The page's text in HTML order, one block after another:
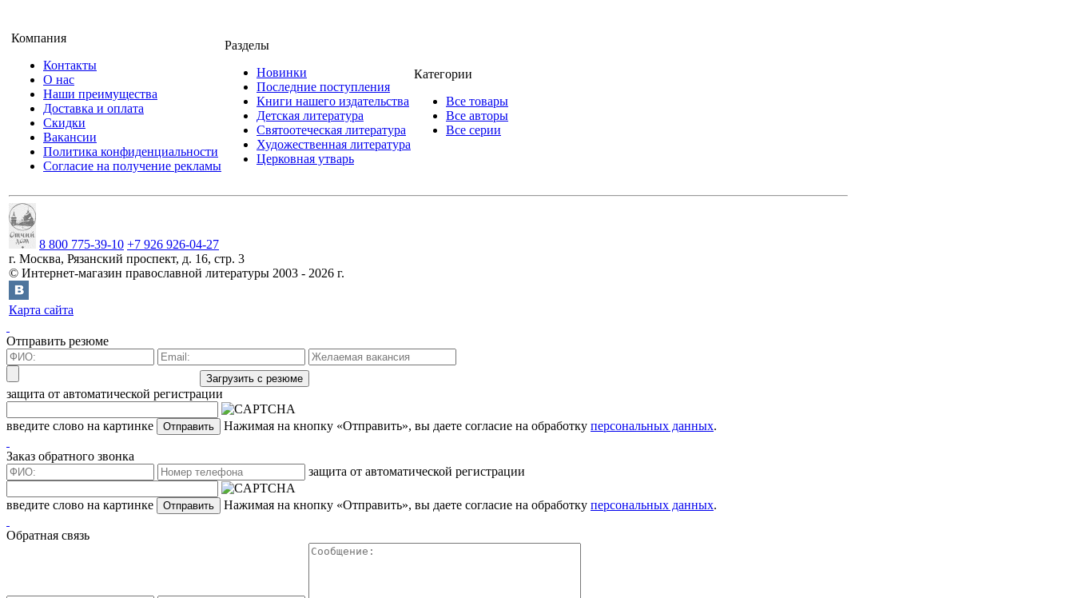
Компания
Контакты
О нас
Наши преимущества
Доставка и оплата
Скидки
Вакансии
Политика конфиденциальности
Согласие на получение рекламы
Разделы
Новинки
Последние поступления
Книги нашего издательства
Детская литература
Святоотеческая литература
Художественная литература
Церковная утварь
Категории
Все товары
Все авторы
Все серии
8 800 775-39-10 +7 926 926-04-27
г. Москва, Рязанский проспект, д. 16, стр. 3
© Интернет-магазин православной литературы 2003 - 2026 г.
Карта сайта
Отправить резюме
защита от автоматической регистрации
введите слово на картинке Нажимая на кнопку «Отправить», вы даете согласие на обработку персональных данных.
Заказ обратного звонка
защита от автоматической регистрации
введите слово на картинке Нажимая на кнопку «Отправить», вы даете согласие на обработку персональных данных.
Обратная связь